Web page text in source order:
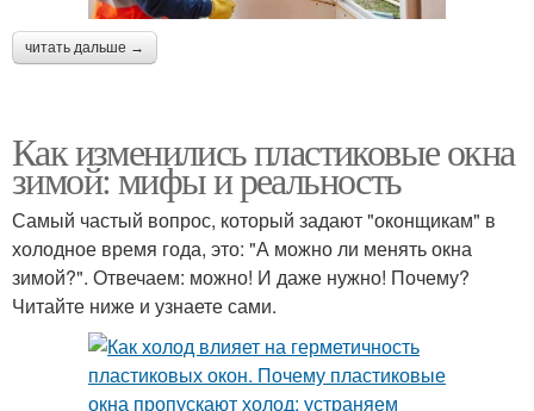
читать дальше →
Как изменились пластиковые окна
зимой: мифы и реальность
Самый частый вопрос, который задают "оконщикам" в
холодное время года, это: "А можно ли менять окна
зимой?". Отвечаем: можно! И даже нужно! Почему?
Читайте ниже и узнаете сами.